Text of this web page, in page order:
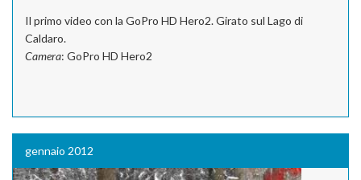
Il primo video con la GoPro HD Hero2. Girato sul Lago di
Caldaro.
Camera: GoPro HD Hero2
gennaio 2012